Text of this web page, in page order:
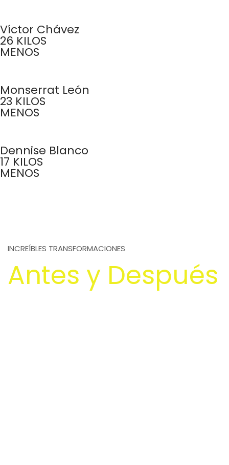
Víctor Chávez
26 KILOS
MENOS
Monserrat León
23 KILOS
MENOS
Dennise Blanco
17 KILOS
MENOS
INCREÍBLES TRANSFORMACIONES
Antes y Después